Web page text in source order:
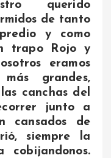
querido
de tanto
y como
trapo Rojo y
eramos
grandes,
canchas del
junto a
cansados de
siempre la